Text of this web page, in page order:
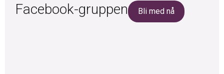
Facebook-gruppen
Bli med nå